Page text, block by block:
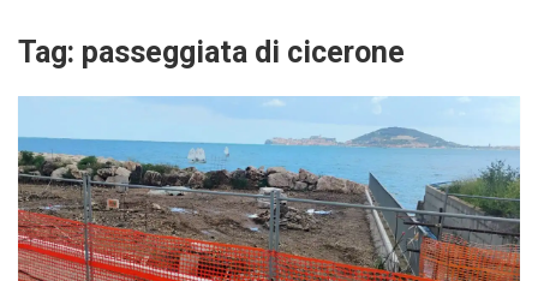
Tag: passeggiata di cicerone